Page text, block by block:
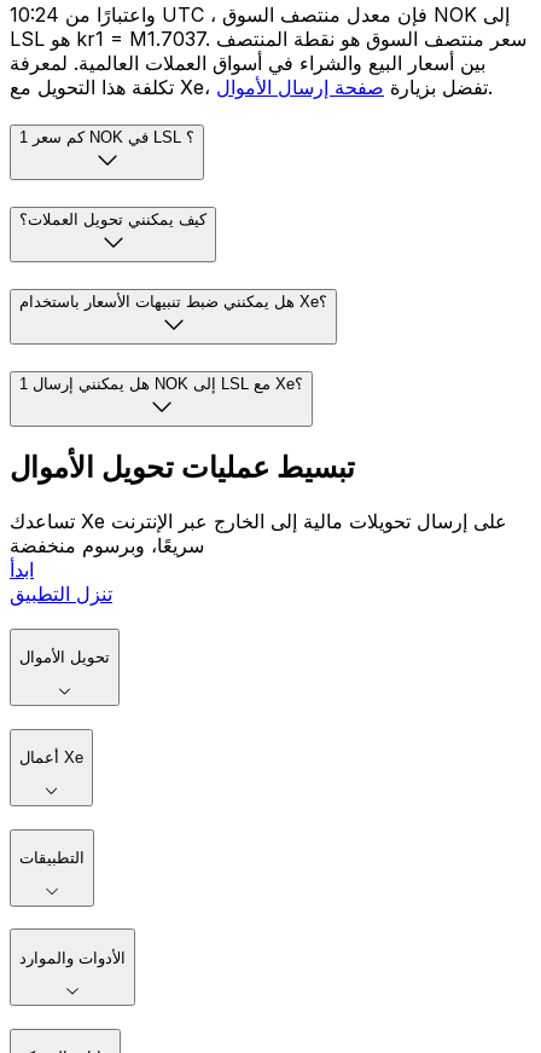
واعتبارًا من 10:24 UTC ، فإن معدل منتصف السوق NOK إلى
LSL هو kr1 = M1.7037. سعر منتصف السوق هو نقطة المنتصف
بين أسعار البيع والشراء في أسواق العملات العالمية. لمعرفة
تكلفة هذا التحويل مع Xe، تفضل بزيارة صفحة إرسال الأموال .
كم سعر 1 NOK في LSL ؟
كيف يمكنني تحويل العملات؟
هل يمكنني ضبط تنبيهات الأسعار باستخدام Xe؟
هل يمكنني إرسال 1 NOK إلى LSL مع Xe؟
تبسيط عمليات تحويل الأموال
تساعدك Xe على إرسال تحويلات مالية إلى الخارج عبر الإنترنت
سريعًا، وبرسوم منخفضة
ابدأ
تنزل التطبيق
تحويل الأموال
أعمال Xe
التطبيقات
الأدوات والموارد